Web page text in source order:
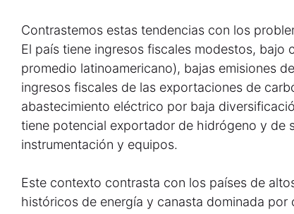
Contrastemos estas tendencias con los
El país tiene ingresos fiscales modestos, bajo
promedio latinoamericano), bajas emisiones
ingresos fiscales de las exportaciones de
abastecimiento eléctrico por baja
tiene potencial exportador de hidrógeno y de
instrumentación y equipos.
Este contexto contrasta con los países de
históricos de energía y canasta dominada